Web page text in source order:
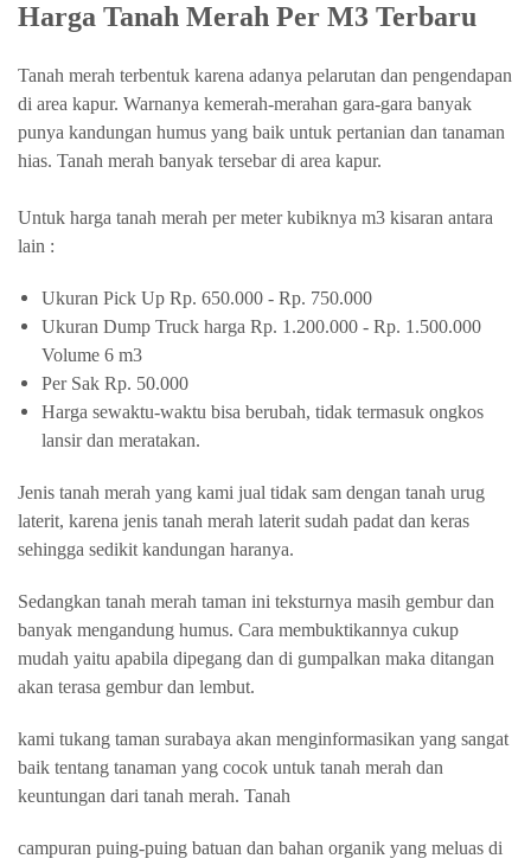
Harga Tanah Merah Per M3 Terbaru
Tanah merah terbentuk karena adanya pelarutan dan pengendapan
di area kapur. Warnanya kemerah-merahan gara-gara banyak
punya kandungan humus yang baik untuk pertanian dan tanaman
hias. Tanah merah banyak tersebar di area kapur.
Untuk harga tanah merah per meter kubiknya m3 kisaran antara
lain :
Ukuran Pick Up Rp. 650.000 - Rp. 750.000
Ukuran Dump Truck harga Rp. 1.200.000 - Rp. 1.500.000
Volume 6 m3
Per Sak Rp. 50.000
Harga sewaktu-waktu bisa berubah, tidak termasuk ongkos
lansir dan meratakan.
Jenis tanah merah yang kami jual tidak sam dengan tanah urug
laterit, karena jenis tanah merah laterit sudah padat dan keras
sehingga sedikit kandungan haranya.
Sedangkan tanah merah taman ini teksturnya masih gembur dan
banyak mengandung humus. Cara membuktikannya cukup
mudah yaitu apabila dipegang dan di gumpalkan maka ditangan
akan terasa gembur dan lembut.
kami tukang taman surabaya akan menginformasikan yang sangat
baik tentang tanaman yang cocok untuk tanah merah dan
keuntungan dari tanah merah. Tanah
campuran puing-puing batuan dan bahan organik yang meluas di